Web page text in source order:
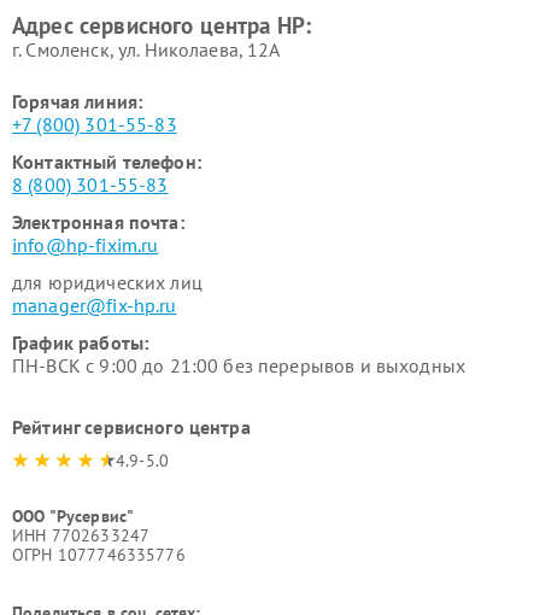
Адрес сервисного центра HP:
г. Смоленск, ул. Николаева, 12А
Горячая линия:
+7 (800) 301-55-83
Контактный телефон:
8 (800) 301-55-83
Электронная почта:
info@hp-fixim.ru
для юридических лиц
manager@fix-hp.ru
График работы:
ПН-ВСК с 9:00 до 21:00 без перерывов и выходных
Рейтинг сервисного центра
4.9-5.0
ООО "Русервис"
ИНН 7702633247
ОГРН 1077746335776